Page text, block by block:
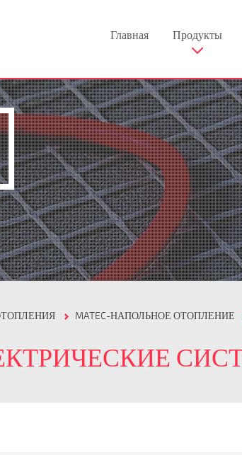
Главная Продукты
MATEC-НАПОЛЬНОЕ ОТОПЛЕНИЕ